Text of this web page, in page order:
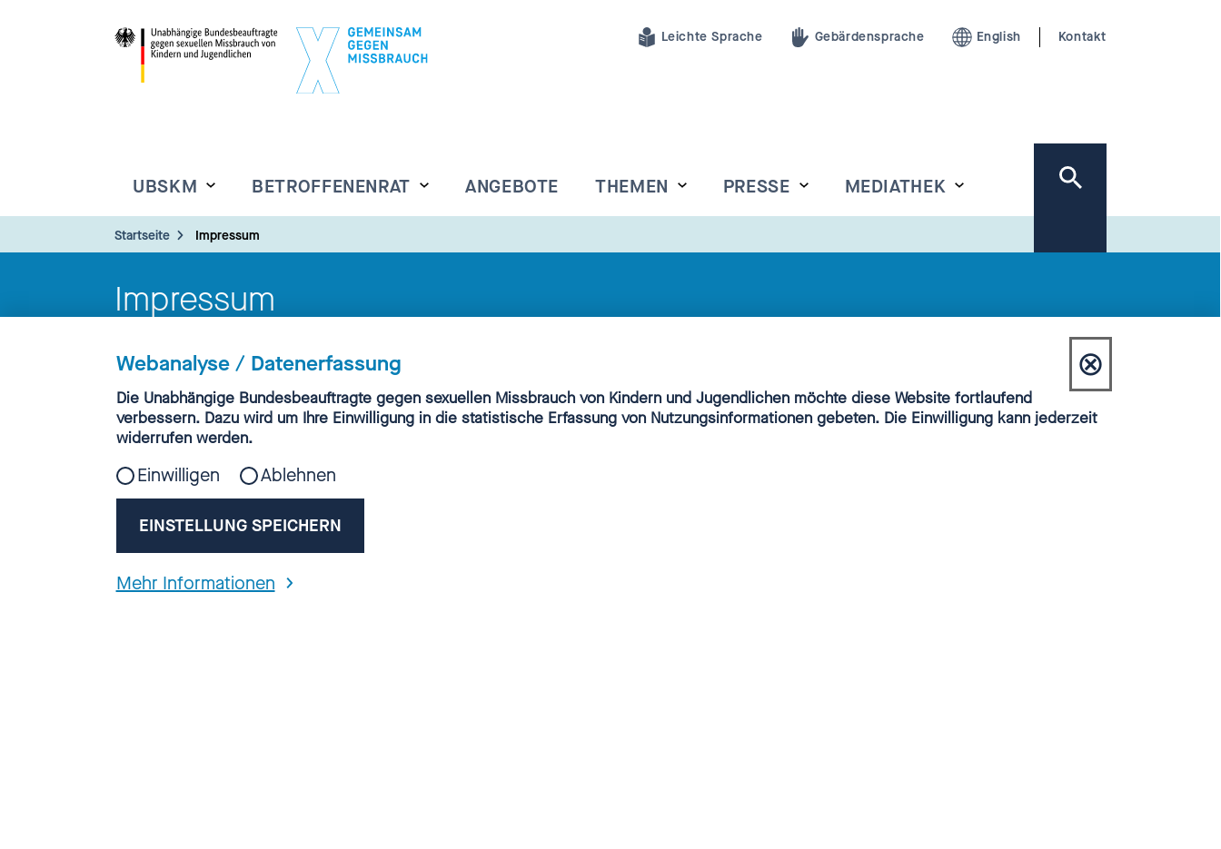
Leichte Sprache Gebärdensprache English Kontakt
UBSKM BETROFFENENRAT ANGEBOTE THEMEN PRESSE MEDIATHEK
Startseite Impressum
Impressum
Das Internetangebot wird herausgegeben vom
Arbeitsstab der Unabhängigen Bundesbeauftragten gegen sexuellen Missbrauch
von Kindern und Jugendlichen
E-Mail:
Webanalyse / Datenerfassung ⊗
Dialog
schließen
Einwilligung
Webanalyse
Die Unabhängige Bundesbeauftragte gegen sexuellen Missbrauch von Kindern und Jugendlichen möchte diese Website fortlaufend
verbessern. Dazu wird um Ihre Einwilligung in die statistische Erfassung von Nutzungsinformationen gebeten. Die Einwilligung kann jederzeit
widerrufen werden.
Einwilligen Ablehnen
EINSTELLUNG SPEICHERN
Mehr Informationen